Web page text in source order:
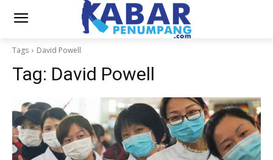
Tags David Powell
Tag: David Powell